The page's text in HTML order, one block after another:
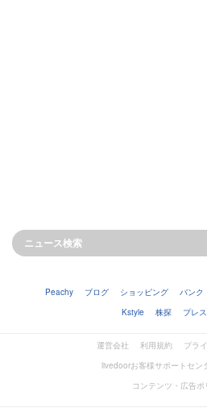
Peachy ブログ ショッピング バンク
Kstyle
株探 プレ
運営会社 利用規約
プラ
livedoorお客様サポートセン
コンテンツ・広告ポ